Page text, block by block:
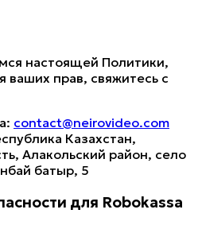
настоящей Политики,
ваших прав, свяжитесь с
contact@neirovideo.com
Казахстан,
Алакольский район, село
батыр, 5
для Robokassa